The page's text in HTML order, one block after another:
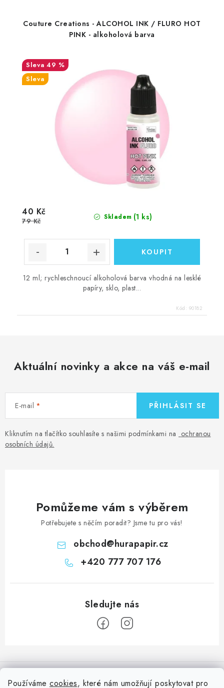
Používáme cookies, které nám umožňují poskytovat pro
Couture Creations - ALCOHOL INK / FLURO HOT
PINK - alkoholová barva
49 %
Sleva
Skladem (1 ks)
40 Kč
79 Kč
12 ml; rychleschnoucí alkoholová barva vhodná na lesklé
papíry, sklo, plast...
Kód: 90182
Aktuální novinky a akce na váš e-mail
E-mail
Kliknutím na tlačítko souhlasíte s našimi podmínkami na ochranou
osobních údajů.
PŘIHLÁSIT SE
Pomůžeme vám s výběrem
Potřebujete s něčím poradit? Jsme tu pro vás!
obchod@hurapapir.cz
+420 777 707 176
á